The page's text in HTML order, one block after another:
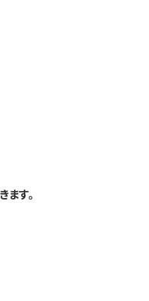
す。